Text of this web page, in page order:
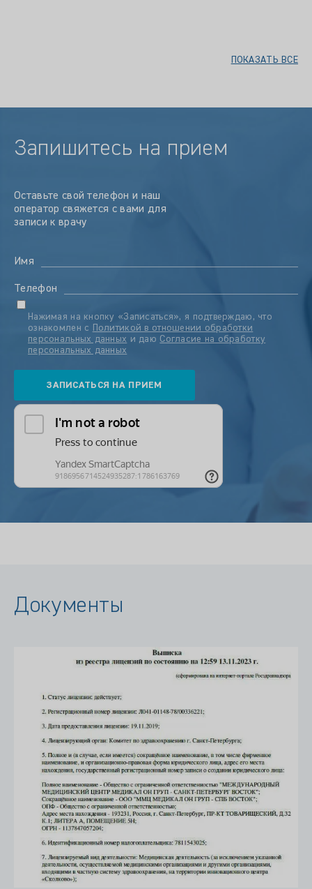
ПОКАЗАТЬ ВСЕ
Запишитесь на прием
Оставьте свой телефон и наш
оператор свяжется с вами для
записи к врачу
Имя
Телефон
Нажимая на кнопку «Записаться», я подтверждаю, что
ознакомлен с
Политикой в отношении обработки
персональных данных и даю Согласие на обработку
персональных данных
Документы